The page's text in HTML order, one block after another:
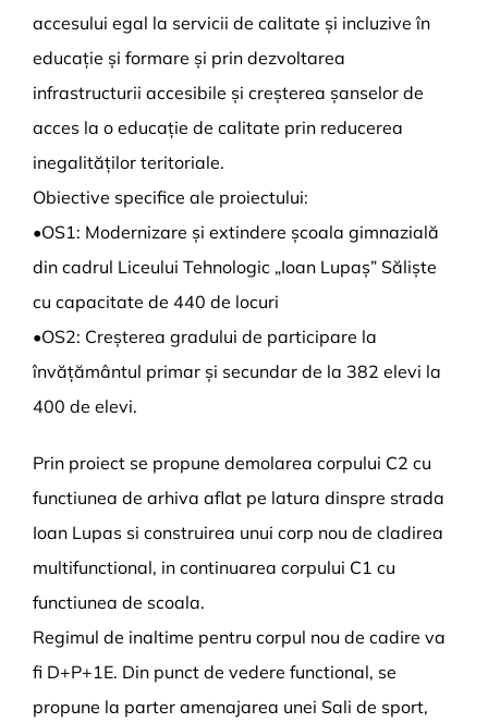
accesului egal la servicii de calitate și incluzive în
educație și formare și prin dezvoltarea
infrastructurii accesibile și creșterea șanselor de
acces la o educație de calitate prin reducerea
inegalităților teritoriale.
Obiective specifice ale proiectului:
•OS1: Modernizare și extindere școala gimnazială
din cadrul Liceului Tehnologic „Ioan Lupaș” Săliște
cu capacitate de 440 de locuri
•OS2: Creșterea gradului de participare la
învățământul primar și secundar de la 382 elevi la
400 de elevi.
Prin proiect se propune demolarea corpului C2 cu
functiunea de arhiva aflat pe latura dinspre strada
Ioan Lupas si construirea unui corp nou de cladirea
multifunctional, in continuarea corpului C1 cu
functiunea de scoala.
Regimul de inaltime pentru corpul nou de cadire va
fi D+P+1E. Din punct de vedere functional, se
propune la parter amenajarea unei Sali de sport,